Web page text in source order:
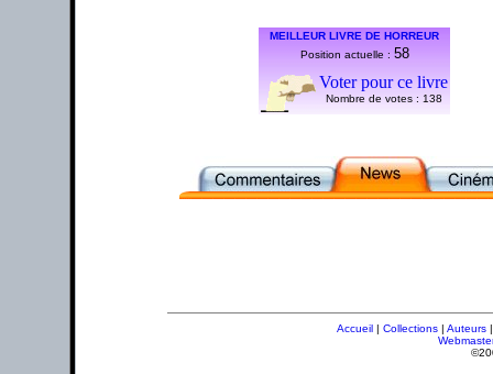
MEILLEUR LIVRE DE HORREUR
Position actuelle : 58
Voter pour ce livre
Nombre de votes : 138
Accueil | Collections | Auteurs